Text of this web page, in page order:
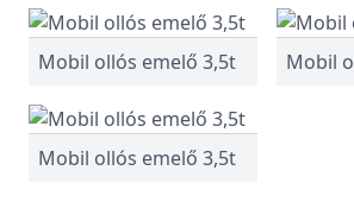
Mobil ollós emelő 3,5t Mobil
Mobil ollós emelő 3,5t